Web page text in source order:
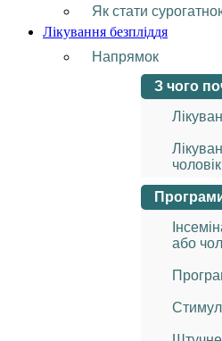
Як стати
Лікування безпліддя
Напрямок
З чого
або